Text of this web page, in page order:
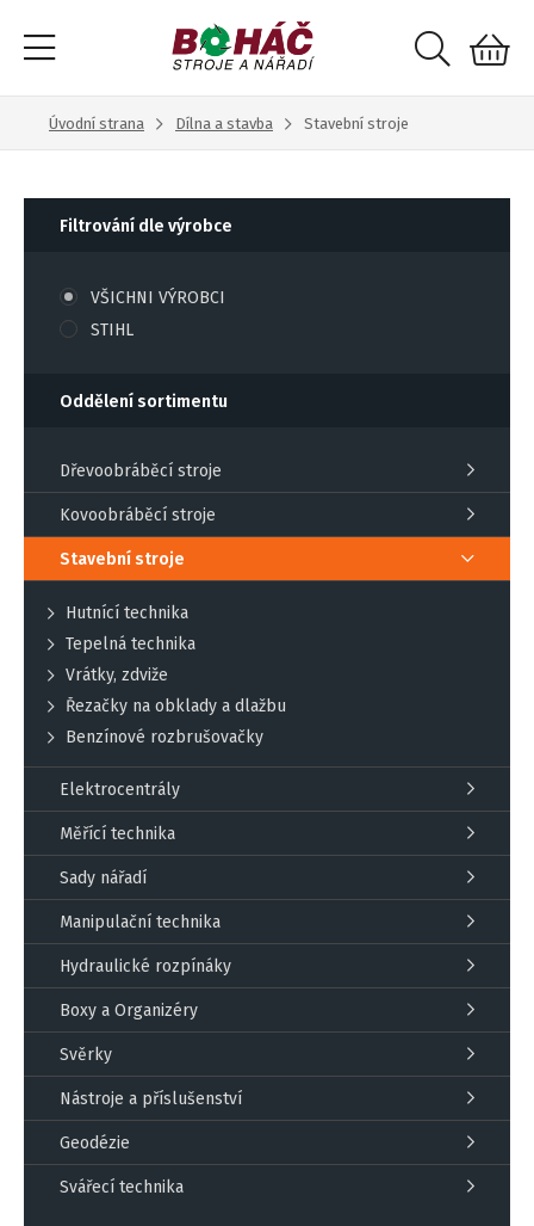
Úvodní strana Dílna a stavba Stavební stroje
Filtrování dle výrobce
VŠICHNI VÝROBCI
STIHL
Oddělení sortimentu
Dřevoobráběcí stroje
Kovoobráběcí stroje
Stavební stroje
Hutnící technika
Tepelná technika
Vrátky, zdviže
Řezačky na obklady a dlažbu
Benzínové rozbrušovačky
Elektrocentrály
Měřící technika
Sady nářadí
Manipulační technika
Hydraulické rozpínáky
Boxy a Organizéry
Svěrky
Nástroje a příslušenství
Geodézie
Svářecí technika